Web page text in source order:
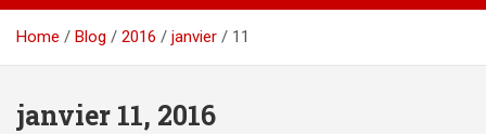
Home Blog 2016 janvier 11
janvier 11, 2016